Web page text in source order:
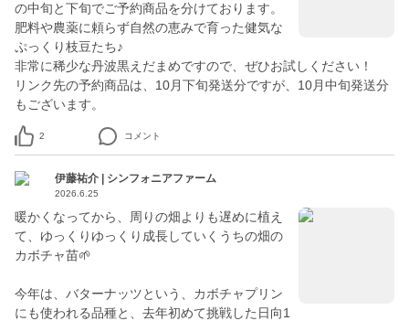
の中旬と下旬でご予約商品を分けております。
肥料や農薬に頼らず自然の恵みで育った健気な
ぷっくり枝豆たち♪
非常に稀少な丹波黒えだまめですので、ぜひお試しください！
リンク先の予約商品は、10月下旬発送分ですが、10月中旬発送分
もございます。
2 コメント
伊藤祐介 | シンフォニアファーム
2026.6.25
暖かくなってから、周りの畑よりも遅めに植え
て、ゆっくりゆっくり成長していくうちの畑の
カボチャ苗🌱
今年は、バターナッツという、カボチャプリン
にも使われる品種と、去年初めて挑戦した日向1